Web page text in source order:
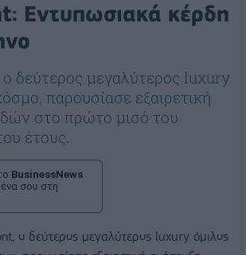
Εντυπωσιακά κέρδη
δεύτερος μεγαλύτερος luxury
παρουσίασε εξαιρετική
στο πρώτο μισό του
έτους.
BusinessNews
σου στη
ο δεύτερος μεγαλύτερος luxury όμιλος